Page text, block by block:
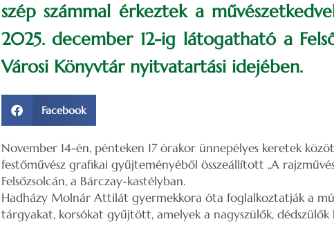
szép számmal érkeztek a
2025. december 12-ig látogatható a
Városi Könyvtár nyitvatartási idejében.
Facebook
November 14-én, pénteken 17 órakor ünnepélyes keretek
festőművész grafikai gyűjteményéből összeállított „A
Felsőzsolcán, a Bárczay-kastélyban.
Hadházy Molnár Attilát gyermekkora óta foglalkoztatják a
tárgyakat, korsókat gyűjtött, amelyek a nagyszülők, dédszülők